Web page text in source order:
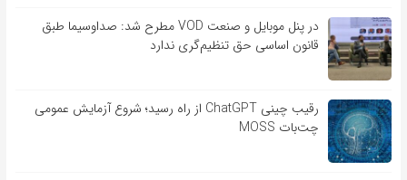
در پنل موبایل و صنعت VOD مطرح شد: صداوسیما طبق
قانون اساسی حق تنظیم‌گری ندارد
رقیب چینی ChatGPT از راه رسید؛ شروع آزمایش عمومی
چت‌بات MOSS